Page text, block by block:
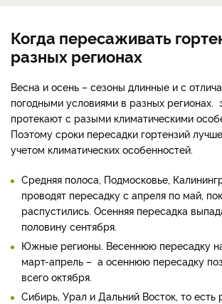
Когда пересаживать
разных регионах
Весна и осень – сезоны длинные и с
погодными условиями в разных регионах.
протекают с разыми климатическими
Поэтому сроки пересадки гортензий
учетом климатических особенностей.
Средняя полоса, Подмосковье,
проводят пересадку с апреля по май,
распустились. Осенняя пересадка
половину сентября.
Южные регионы. Весеннюю пересадку
март-апрель – а осеннюю пересадку
всего октября.
Сибирь, Урал и Дальний Восток, то есть